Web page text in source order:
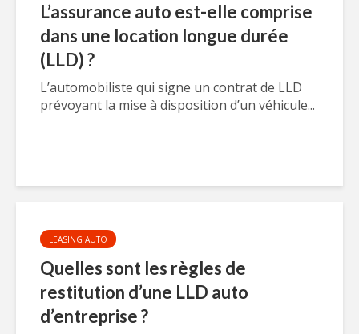
L’assurance auto est-elle comprise
dans une location longue durée
(LLD) ?
L’automobiliste qui signe un contrat de LLD
prévoyant la mise à disposition d’un véhicule...
LEASING AUTO
Quelles sont les règles de
restitution d’une LLD auto
d’entreprise ?